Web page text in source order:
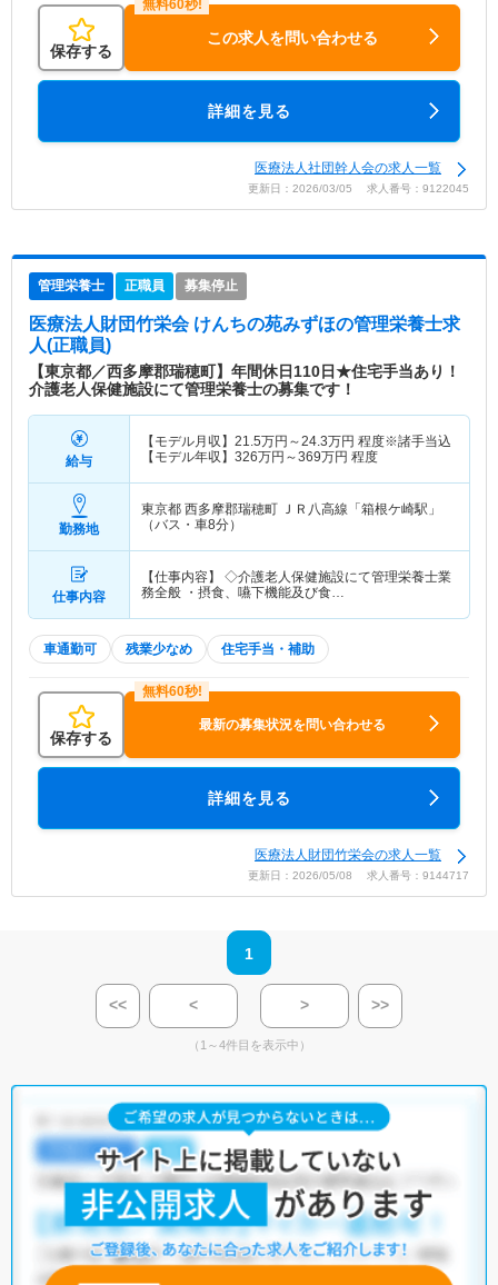
保存する
この求人を問い合わせる
詳細を見る
医療法人社団幹人会の求人一覧
更新日：2026/03/05 求人番号：9122045
管理栄養士 正職員 募集停止
医療法人財団竹栄会 けんちの苑みずほの管理栄養士求
人(正職員)
【東京都／西多摩郡瑞穂町】年間休日110日★住宅手当あり！
介護老人保健施設にて管理栄養士の募集です！
給与
【モデル月収】 21.5万円～24.3万円 程度※諸手当込
【モデル年収】 326万円～369万円 程度
勤務地
東京都 西多摩郡瑞穂町 ＪＲ八高線「箱根ケ崎駅」
（バス・車8分）
仕事内容
【仕事内容】 ◇介護老人保健施設にて管理栄養士業
務全般 ・摂食、嚥下機能及び食…
車通勤可 残業少なめ 住宅手当・補助
保存する
最新の募集状況を問い合わせる
詳細を見る
医療法人財団竹栄会の求人一覧
更新日：2026/05/08 求人番号：9144717
1
<< < > >>
（1～4件目を表示中）